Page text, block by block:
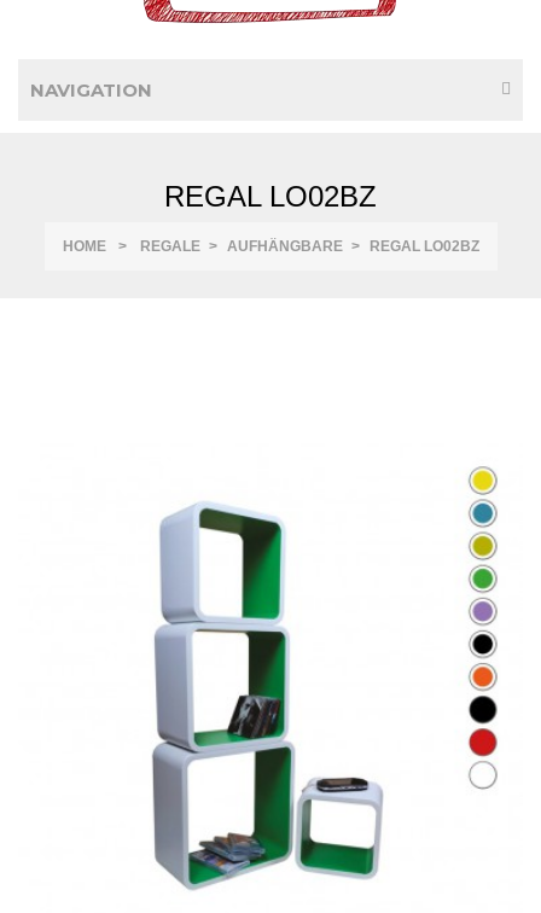
NAVIGATION
REGAL LO02BZ
HOME > REGALE > AUFHÄNGBARE > REGAL LO02BZ